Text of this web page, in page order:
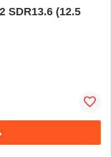
SDR13.6 (12.5